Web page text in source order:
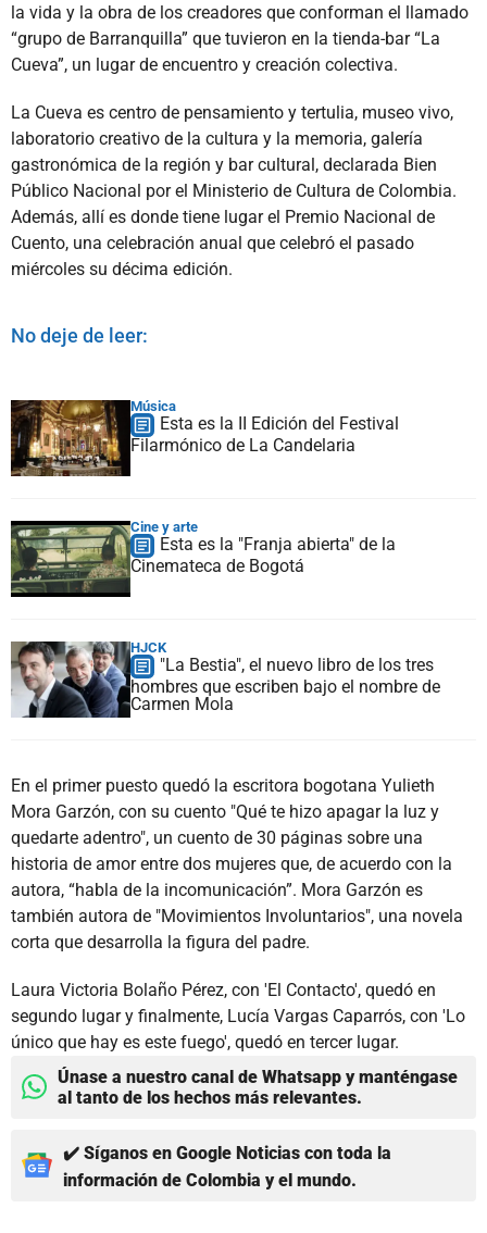
la vida y la obra de los creadores que conforman el llamado
“grupo de Barranquilla” que tuvieron en la tienda-bar “La
Cueva”, un lugar de encuentro y creación colectiva.
La Cueva es centro de pensamiento y tertulia, museo vivo,
laboratorio creativo de la cultura y la memoria, galería
gastronómica de la región y bar cultural, declarada Bien
Público Nacional por el Ministerio de Cultura de Colombia.
Además, allí es donde tiene lugar el Premio Nacional de
Cuento, una celebración anual que celebró el pasado
miércoles su décima edición.
No deje de leer:
Música
Esta es la II Edición del Festival
Filarmónico de La Candelaria
Cine y arte
Esta es la "Franja abierta" de la
Cinemateca de Bogotá
HJCK
"La Bestia", el nuevo libro de los tres
hombres que escriben bajo el nombre de
Carmen Mola
En el primer puesto quedó la escritora bogotana Yulieth
Mora Garzón, con su cuento "Qué te hizo apagar la luz y
quedarte adentro", un cuento de 30 páginas sobre una
historia de amor entre dos mujeres que, de acuerdo con la
autora, “habla de la incomunicación”. Mora Garzón es
también autora de "Movimientos Involuntarios", una novela
corta que desarrolla la figura del padre.
Laura Victoria Bolaño Pérez, con 'El Contacto', quedó en
segundo lugar y finalmente, Lucía Vargas Caparrós, con 'Lo
único que hay es este fuego', quedó en tercer lugar.
Únase a nuestro canal de Whatsapp y manténgase
al tanto de los hechos más relevantes.
✔️ Síganos en Google Noticias con toda la
información de Colombia y el mundo.